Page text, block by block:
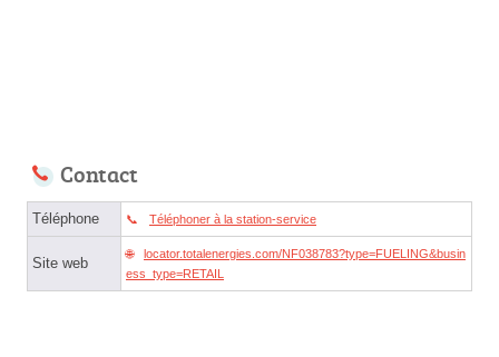
Contact
Téléphone Téléphoner à la station-service
Site web
locator.totalenergies.com/NF038783?type=FUELING&busin
ess_type=RETAIL